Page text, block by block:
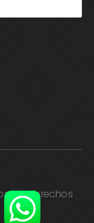
los derechos